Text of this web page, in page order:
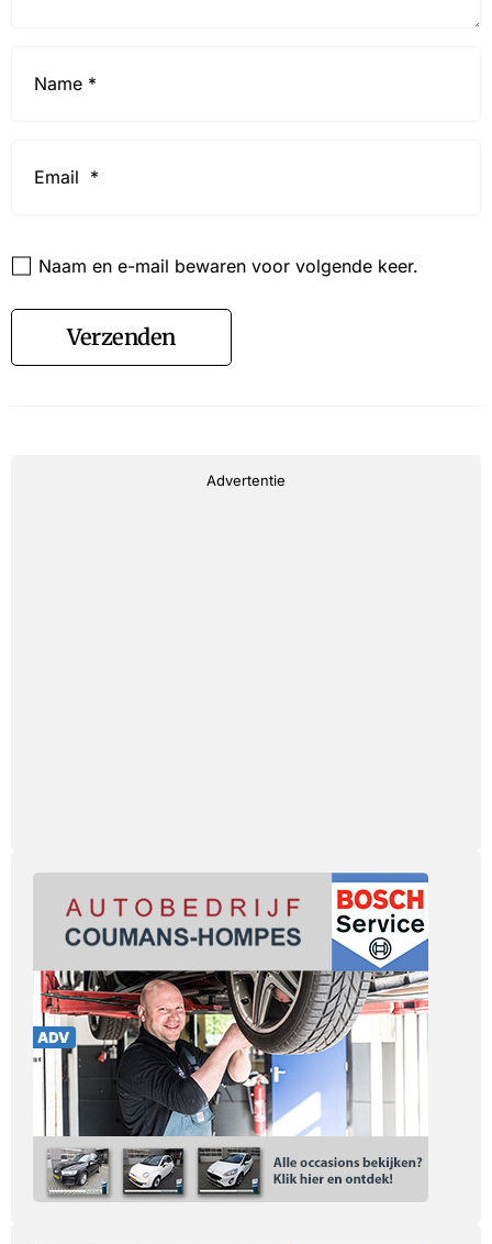
Naam en e-mail bewaren voor volgende keer.
Verzenden
Advertentie